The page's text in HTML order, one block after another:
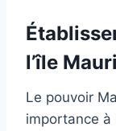
l’île
Le pouvoir
importance à